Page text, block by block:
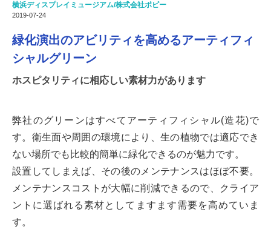
動画
かたなび コラム
すまいリング
Q＆A 販売・施工代理店募集
横浜ディスプレイミュージアム/株式会社ポピー
2019-07-24
緑化演出のアビリティを高めるアーティフィ
シャルグリーン
ホスピタリティに相応しい素材力があります
弊社のグリーンはすべてアーティフィシャル(造花)で
す。衛生面や周囲の環境により、生の植物では適応でき
ない場所でも比較的簡単に緑化できるのが魅力です。
設置してしまえば、その後のメンテナンスはほぼ不要。
メンテナンスコストが大幅に削減できるので、クライア
ントに選ばれる素材としてますます需要を高めていま
す。